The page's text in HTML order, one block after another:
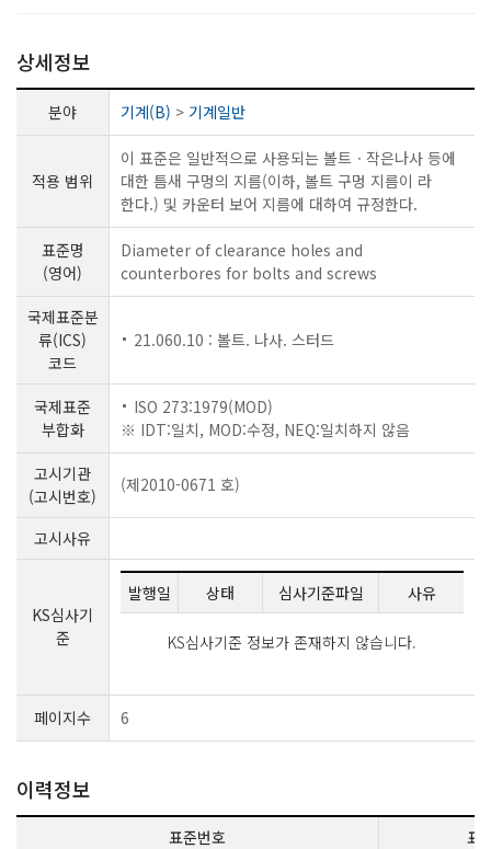
상세정보
분야 기계(B) > 기계일반
적용 범위
이 표준은 일반적으로 사용되는 볼트ㆍ작은나사 등에
대한 틈새 구멍의 지름(이하, 볼트 구멍 지름이 라
한다.) 및 카운터 보어 지름에 대하여 규정한다.
표준명
(영어)
Diameter of clearance holes and
counterbores for bolts and screws
국제표준분
류(ICS)
코드
21.060.10 : 볼트. 나사. 스터드
국제표준
부합화
ISO 273:1979(MOD)
※ IDT:일치, MOD:수정, NEQ:일치하지 않음
고시기관
(고시번호)
(제2010-0671 호)
고시사유
KS심사기
준
발행일 상태 심사기준파일 사유
KS심사기준 정보가 존재하지 않습니다.
페이지수 6
이력정보
표준번호
표